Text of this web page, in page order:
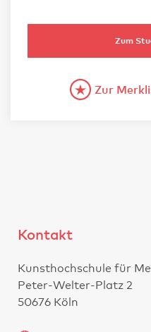
Zum
Zur
Kontakt
Kunsthochschule für
Peter-Welter-Platz 2
50676 Köln